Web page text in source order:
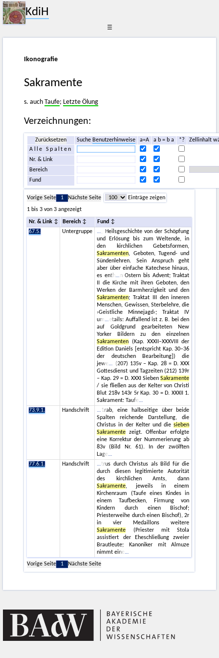
KdiH
☰
Ikonografie
Sakramente
s. auchTaufe; Letzte Ölung
Verzeichnungen:
Zurücksetzen Suche Benutzerhinweise a=A a b = b a *?
Zellinhalt
Alle Spalten
Nr. & Link
Bereich
Fund
Vorige Seite 1 Nächste Seite
Einträge zeigen
1 bis 3 von 3 angezeigt
Nr. & Link Bereich
Fund
67.5.
Untergruppe
, Heilsgeschichte von der Schöpfung
und Erlösung bis zum Weltende, in
den kirchlichen Gebetsformen,
Sakramenten, Geboten, Tugend- und
Sündenlehren. Sein Anspruch geht
aber über einfache Katechese hinaus,
es enth
n Ostern bis Advent; Traktat
II die Kirche mit ihren Geboten, den
Werken der Barmherzigkeit und den
Sakramenten; Traktat III den inneren
Menschen, Gewissen, Sterbelehre, die
›Geistliche Minnejagd‹; Traktat IV
um
etails: Auffallend ist z. B. bei den
auf Goldgrund gearbeiteten New
Yorker Bildern zu den einzelnen
Sakramenten (Kap. XXXII–XXXVIII der
Edition Daniëls [entspricht Kap. 30–36
der deutschen Bearbeitung]) die
jewe
(207) 135v – Kap. 28 = D. XXX
Gottesdienst und Tagzeiten (212) 139r
– Kap. 29 = D. XXXI SiebenSakramente
/ sie fließen aus der Kelter von Christi
Blut 218v 143r 5r Kap. 30 = D. XXXII 1.
Sakrament: Taufe
73.9.1.
Handschrift
1rab, eine halbseitige über beide
Spalten reichende Darstellung, die
Christus in der Kelter und diesieben
Sakramente zeigt. Offenbar erfolgte
eine Korrektur der Nummerierung ab
83v (Bild Nr. 61). In der zwölften
Lage
77.6.1.
Handschrift
trus durch Christus als Bild für die
durch diesen legitimierte Autorität
des kirchlichen Amts, dann
Sakramente, jeweils in einem
Kirchenraum (Taufe eines Kindes in
einem Taufbecken, Firmung von
Kindern durch einen Bischof;
Priesterweihe durch einen Bischof), 2r
in vier Medaillons weitere
Sakramente (Priester mit Stola
assistiert der Eheschließung zweier
Brautleute; Kanoniker mit Almuze
nimmt eine
Vorige Seite
1 Nächste Seite